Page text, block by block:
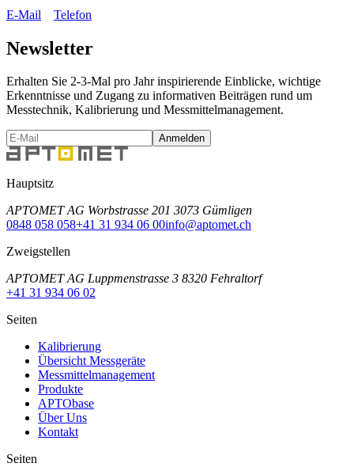
E-Mail Telefon
Newsletter
Erhalten Sie 2-3-Mal pro Jahr inspirierende Einblicke, wichtige
Erkenntnisse und Zugang zu informativen Beiträgen rund um
Messtechnik, Kalibrierung und Messmittelmanagement.
Anmelden
Hauptsitz
APTOMET AG Worbstrasse 201 3073 Gümligen
0848 058 058+41 31 934 06 00info@aptomet.ch
Zweigstellen
APTOMET AG Luppmenstrasse 3 8320 Fehraltorf
+41 31 934 06 02
Seiten
Kalibrierung
Übersicht Messgeräte
Messmittelmanagement
Produkte
APTObase
Über Uns
Kontakt
Seiten